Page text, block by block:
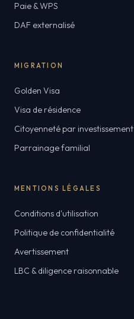
Paie & WPS
DAF externalisé
MIGRATION
Golden Visa
Visa de résidence
Citoyenneté par investissement
Parrainage familial
MENTIONS LÉGALES
Conditions d'utilisation
Politique de confidentialité
Avertissement
LBC & diligence raisonnable